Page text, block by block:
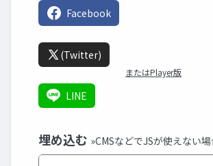
Facebook
(Twitter)
またはPlayer版
LINE
埋め込む »CMSなどでJSが使えない